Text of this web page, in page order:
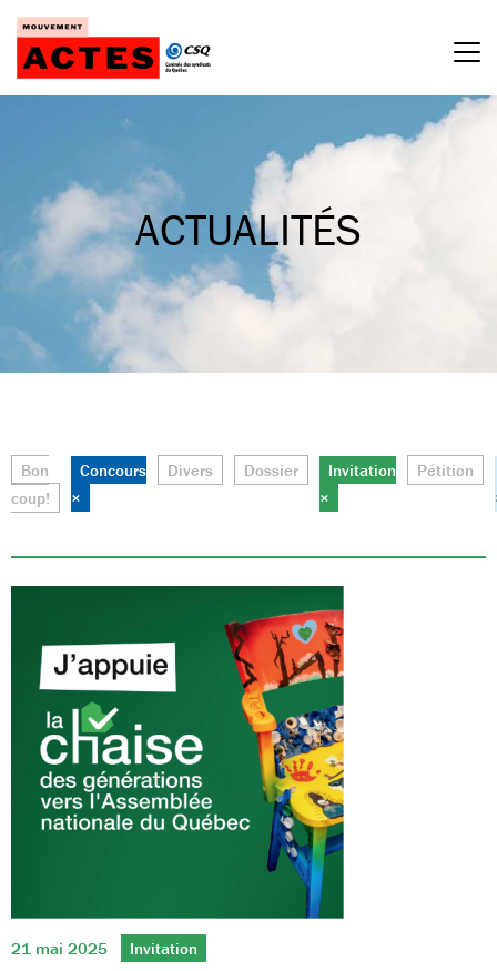
Passer
contenu
ACTUALITÉS
21 mai 2025 Invitation
Bon
coup!
Concours
×
Divers Dossier
Invitation
×
Pétition